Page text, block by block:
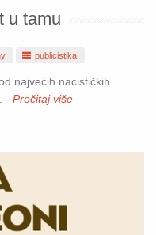
u tamu
publicistika
najvećih nacističkih
- Pročitaj više